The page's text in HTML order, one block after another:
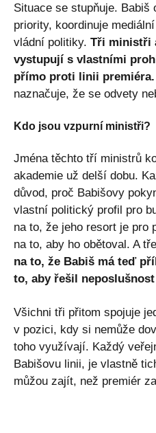
Situace se stupňuje. Babiš
priority, koordinuje
vládní politiky. Tři ministři
vystupují s vlastními
přímo proti linii premiéra.
naznačuje, že se odvety
Kdo jsou vzpurní ministři?
Jména těchto tří ministrů
akademie už delší dobu.
důvod, proč Babišovy
vlastní politický profil pro
na to, že jeho resort je pro
na to, aby ho obětoval. A
na to, že Babiš má teď
to, aby řešil
Všichni tři přitom spojuje
v pozici, kdy si nemůže
toho využívají. Každý
Babišovu linii, je vlastně
můžou zajít, než premiér